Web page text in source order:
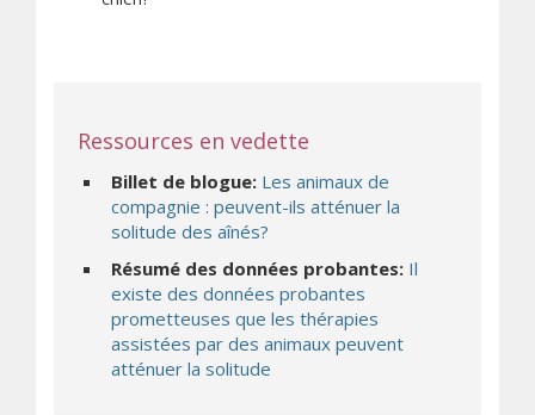
Ressources en vedette
Billet de blogue: Les animaux de
compagnie : peuvent-ils atténuer la
solitude des aînés?
Résumé des données probantes: Il
existe des données probantes
prometteuses que les thérapies
assistées par des animaux peuvent
atténuer la solitude